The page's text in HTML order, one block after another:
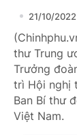
21/10/2022
thư Trung
Trưởng
trì Hội nghị
Ban Bí thư
Việt Nam.